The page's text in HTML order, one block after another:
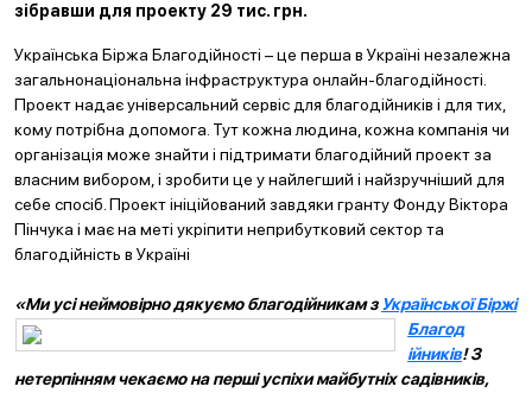
зібравши для проекту 29 тис. грн.
Українська Біржа Благодійності – це перша в Україні незалежна
загальнонаціональна інфраструктура онлайн-благодійності.
Проект надає універсальний сервіс для благодійників і для тих,
кому потрібна допомога. Тут кожна людина, кожна компанія чи
організація може знайти і підтримати благодійний проект за
власним вибором, і зробити це у найлегший і найзручніший для
себе спосіб. Проект ініційований завдяки гранту Фонду Віктора
Пінчука і має на меті укріпити неприбутковий сектор та
благодійність в Україні
«Ми усі неймовірно дякуємо благодійникам з Української Біржі
Благод
ійників! З
нетерпінням чекаємо на перші успіхи майбутніх садівників,